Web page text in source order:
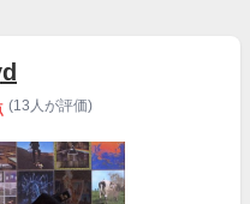
(13人が評価)